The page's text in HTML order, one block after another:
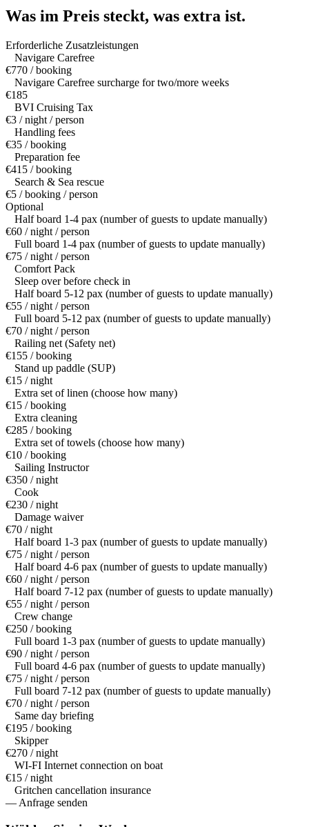
Was im Preis steckt, was extra ist.
Erforderliche Zusatzleistungen
Navigare Carefree
€770 / booking
Navigare Carefree surcharge for two/more weeks
€185
BVI Cruising Tax
€3 / night / person
Handling fees
€35 / booking
Preparation fee
€415 / booking
Search & Sea rescue
€5 / booking / person
Optional
Half board 1-4 pax (number of guests to update manually)
€60 / night / person
Full board 1-4 pax (number of guests to update manually)
€75 / night / person
Comfort Pack
Sleep over before check in
Half board 5-12 pax (number of guests to update manually)
€55 / night / person
Full board 5-12 pax (number of guests to update manually)
€70 / night / person
Railing net (Safety net)
€155 / booking
Stand up paddle (SUP)
€15 / night
Extra set of linen (choose how many)
€15 / booking
Extra cleaning
€285 / booking
Extra set of towels (choose how many)
€10 / booking
Sailing Instructor
€350 / night
Cook
€230 / night
Damage waiver
€70 / night
Half board 1-3 pax (number of guests to update manually)
€75 / night / person
Half board 4-6 pax (number of guests to update manually)
€60 / night / person
Half board 7-12 pax (number of guests to update manually)
€55 / night / person
Crew change
€250 / booking
Full board 1-3 pax (number of guests to update manually)
€90 / night / person
Full board 4-6 pax (number of guests to update manually)
€75 / night / person
Full board 7-12 pax (number of guests to update manually)
€70 / night / person
Same day briefing
€195 / booking
Skipper
€270 / night
WI-FI Internet connection on boat
€15 / night
Gritchen cancellation insurance
— Anfrage senden